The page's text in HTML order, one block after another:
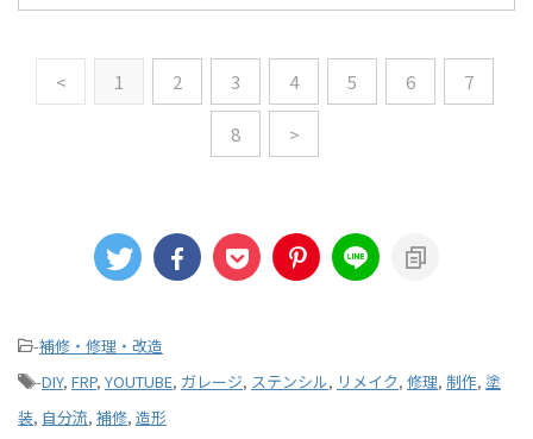
< 1 2 3 4 5 6 7
8 >
-補修・修理・改造
-DIY, FRP, YOUTUBE, ガレージ, ステンシル, リメイク, 修理, 制作, 塗
装, 自分流, 補修, 造形